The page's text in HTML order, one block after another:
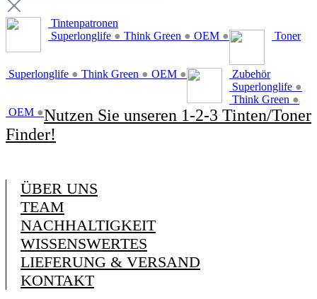
Tintenpatronen
Superlonglife ● Think Green ● OEM ● Toner
Superlonglife ● Think Green ● OEM ●
Zubehör
Superlonglife ●
Think Green ●
OEM ●Nutzen Sie unseren 1-2-3 Tinten/Toner
Finder!
ÜBER UNS
TEAM
NACHHALTIGKEIT
WISSENSWERTES
LIEFERUNG & VERSAND
KONTAKT